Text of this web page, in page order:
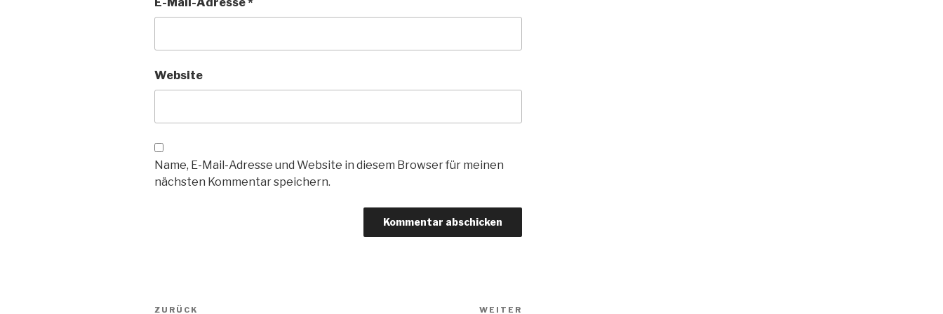
Website
Name, E-Mail-Adresse und Website in diesem Browser für meinen
nächsten Kommentar speichern.
Beitragsnavigation
ZURÜCK WEITER